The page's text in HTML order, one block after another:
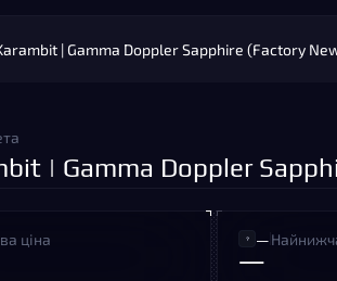
| Gamma Doppler Sapphire (Factory
| Gamma Doppler
ціна —
—